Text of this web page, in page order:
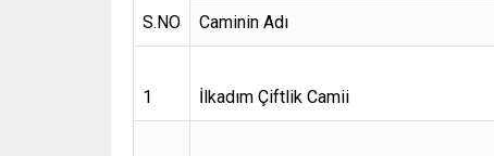
S.NO Caminin Adı
1 İlkadım Çiftlik Camii